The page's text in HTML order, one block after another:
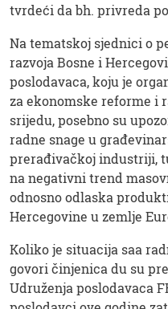
tvrdeći da bh. privreda
Na tematskoj sjednici o
razvoja Bosne i
poslodavaca, koju je
za ekonomske reforme i
srijedu, posebno su
radne snage u
prerađivačkoj industriji,
na negativni trend
odnosno odlaska
Hercegovine u zemlje
Koliko je situacija saa
govori činjenica du su
Udruženja poslodavaca